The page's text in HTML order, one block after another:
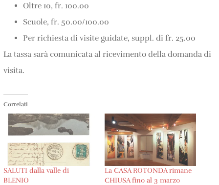
Oltre 10, fr. 100.00
Scuole, fr. 50.00/100.00
Per richiesta di visite guidate, suppl. di fr. 25.00
La tassa sarà comunicata al ricevimento della domanda di
visita.
Correlati
SALUTI dalla valle di
BLENIO
La CASA ROTONDA rimane
CHIUSA fino al 3 marzo